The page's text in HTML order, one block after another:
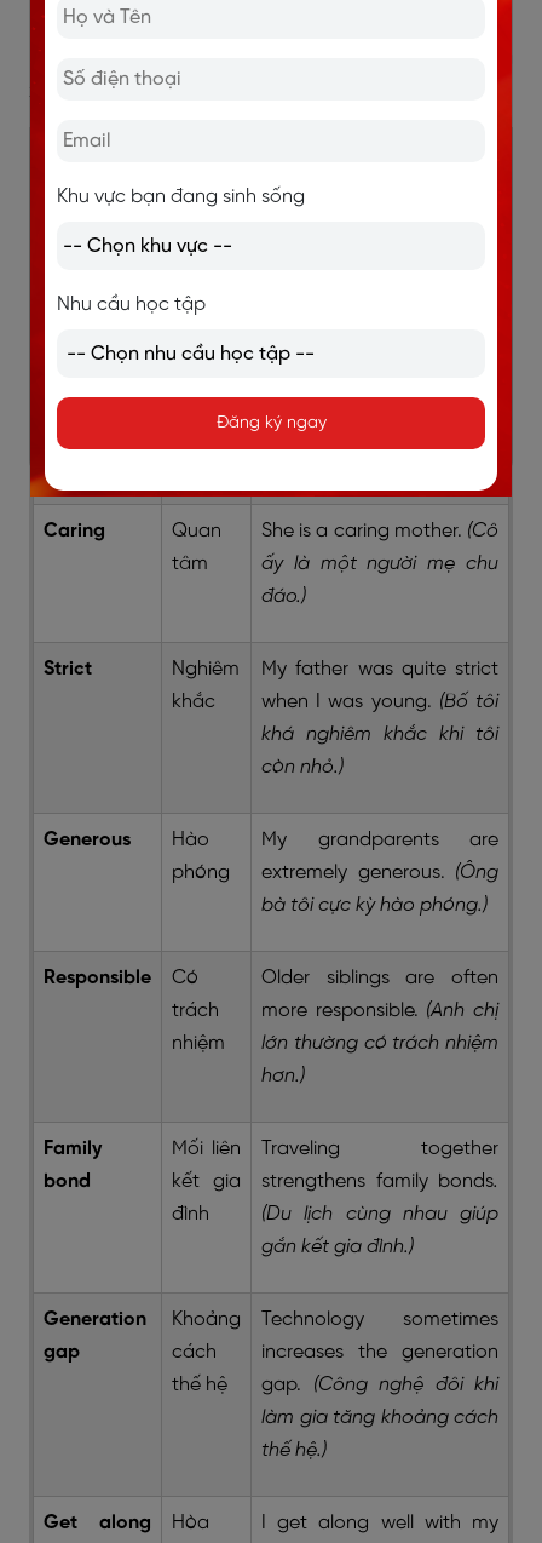
Ngoài ra, các từ vựng miêu tả mối quan hệ và sự gắn
xuyên trong IELTS Speaking và Writing.
Từ vựng
Supportive
Hay hỗ
trợ
My parents are very
supportive of my
decisions.
Caring
Quan
tâm
She is a caring mother. (Cô
ấy là một người mẹ chu
đáo.)
Strict
Nghiêm
khắc
My father was quite strict
when I was young. (Bố tôi
khá nghiêm khắc khi tôi
còn nhỏ.)
Generous
Hào
phóng
My grandparents are
extremely generous. (Ông
bà tôi cực kỳ hào phóng.)
Responsible
Có
trách
nhiệm
Older siblings are often
more responsible. (Anh chị
lớn thường có trách nhiệm
hơn.)
Family
bond
Mối liên
kết gia
đình
Traveling together
strengthens family bonds.
(Du lịch cùng nhau giúp
gắn kết gia đình.)
Generation
gap
Khoảng
cách
thế hệ
Technology sometimes
increases the generation
gap. (Công nghệ đôi khi
làm gia tăng khoảng cách
thế hệ.)
Get along
Hòa
I get along well with my
Khu vực bạn đang sinh sống
Nhu cầu học tập
Đăng ký ngay